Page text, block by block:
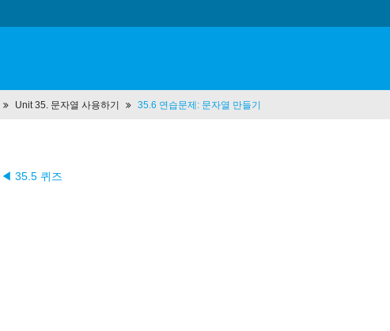
Unit 35. 문자열 사용하기 35.6 연습문제: 문자열 만들기
◀ 35.5 퀴즈